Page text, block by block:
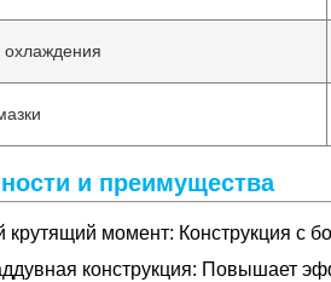
и преимущества
крутящий момент: Конструкция с
конструкция: Повышает